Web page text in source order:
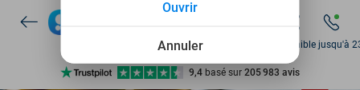
Disponible 7 jours par semaine
+ de 10 millions de membres
9,4 basé sur 205 983 avis
Disponible jusqu'à
Annuler
Ouvrir